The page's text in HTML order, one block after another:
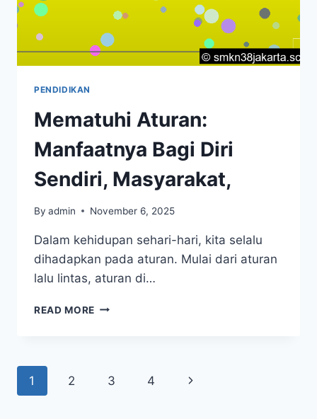
PENDIDIKAN
Mematuhi Aturan:
Manfaatnya Bagi Diri
Sendiri, Masyarakat,
By admin November 6, 2025
Dalam kehidupan sehari-hari, kita selalu
dihadapkan pada aturan. Mulai dari aturan
lalu lintas, aturan di…
READ MORE MEMATUHI
SENDIRI,
Page
1 2 3 4
Next